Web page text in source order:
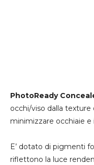
PhotoReady
occhi/viso dalla
minimizzare occhiaie e
E’ dotato di pigmenti
riflettono la luce